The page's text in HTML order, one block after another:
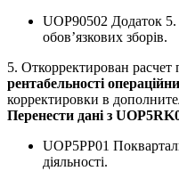
UOP90502 Додаток 5.
обов’язкових зборів.
5. Откорректирован расчет
рентабельності
корректировки в
Перенести дані з
UOP5PP01
діяльності.